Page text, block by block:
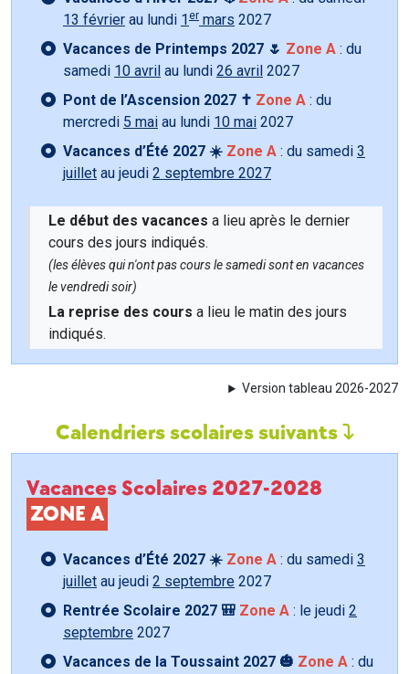
13 février au lundi 1 er mars 2027
Vacances de Printemps 2027 🌷 Zone A : du
samedi 10 avril au lundi 26 avril 2027
Pont de l’Ascension 2027 ✝️ Zone A : du
mercredi 5 mai au lundi 10 mai 2027
Vacances d’Été 2027 ☀️ Zone A : du samedi 3
juillet au jeudi 2 septembre 2027
Le début des vacances a lieu après le dernier
cours des jours indiqués.
(les élèves qui n'ont pas cours le samedi sont en vacances
le vendredi soir)
La reprise des cours a lieu le matin des jours
indiqués.
Version tableau 2026-2027
Calendriers scolaires suivants
Vacances Scolaires 2027-2028
ZONE A
Vacances d’Été 2027 ☀️ Zone A : du samedi 3
juillet au jeudi 2 septembre 2027
Rentrée Scolaire 2027 🎒 Zone A : le jeudi 2
septembre 2027
Vacances de la Toussaint 2027 🎃 Zone A : du